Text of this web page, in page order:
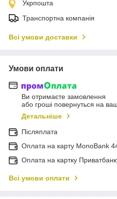
Укрпошта
Транспортна компанія
Всі умови доставки
Умови оплати
Ви отримаєте замовлення
або гроші повернуться на
Детальніше
Післяплата
Оплата на карту MonoBank
Оплата на картку
Всі умови оплати